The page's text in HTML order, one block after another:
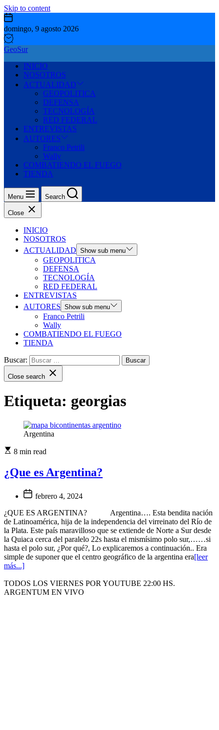
Skip to content
domingo, 9 agosto 2026
GeoSur
INICIO
NOSOTROS
ACTUALIDAD
GEOPOLITICA
DEFENSA
TECNOLOGÍA
RED FEDERAL
ENTREVISTAS
AUTORES
Franco Petrili
Wally
COMBATIENDO EL FUEGO
TIENDA
Menu Search
Close
INICIO
NOSOTROS
ACTUALIDAD Show sub menu
GEOPOLITICA
DEFENSA
TECNOLOGÍA
RED FEDERAL
ENTREVISTAS
AUTORES Show sub menu
Franco Petrili
Wally
COMBATIENDO EL FUEGO
TIENDA
Buscar:
Close search
Etiqueta: georgias
Argentina
8 min read
¿Que es Argentina?
febrero 4, 2024
¿QUE ES ARGENTINA? Argentina…. Esta bendita nación
de Latinoamérica, hija de la independencia del virreinato del Río de
la Plata. Este país maravilloso que se extiende de Norte a Sur desde
la Quiaca cerca del paralelo 22s hasta el mismísimo polo sur,……si
hasta el polo sur, ¿Por qué?, Lo explicaremos a continuación.. Era
simple de suponer que el centro geográfico de la argentina era[leer
más...]
TODOS LOS VIERNES POR YOUTUBE 22:00 HS.
ARGENTUM EN VIVO